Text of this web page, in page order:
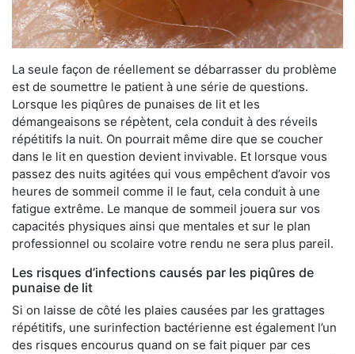
La seule façon de réellement se débarrasser du problème
est de soumettre le patient à une série de questions.
Lorsque les piqûres de punaises de lit et les
démangeaisons se répètent, cela conduit à des réveils
répétitifs la nuit. On pourrait même dire que se coucher
dans le lit en question devient invivable. Et lorsque vous
passez des nuits agitées qui vous empêchent d’avoir vos
heures de sommeil comme il le faut, cela conduit à une
fatigue extrême. Le manque de sommeil jouera sur vos
capacités physiques ainsi que mentales et sur le plan
professionnel ou scolaire votre rendu ne sera plus pareil.
Les risques d’infections causés par les piqûres de
punaise de lit
Si on laisse de côté les plaies causées par les grattages
répétitifs, une surinfection bactérienne est également l’un
des risques encourus quand on se fait piquer par ces